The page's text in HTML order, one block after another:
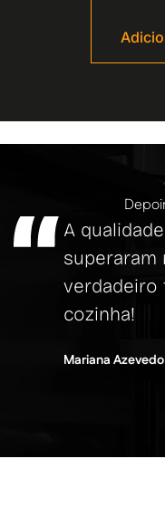
A
superaram
verdadeiro
cozinha!
Mariana Azevedo